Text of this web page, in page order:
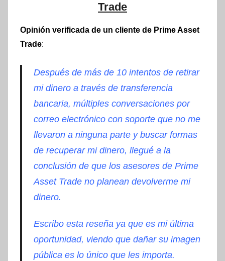
Trade
Opinión verificada de un cliente de Prime Asset
Trade:
Después de más de 10 intentos de retirar
mi dinero a través de transferencia
bancaria, múltiples conversaciones por
correo electrónico con soporte que no me
llevaron a ninguna parte y buscar formas
de recuperar mi dinero, llegué a la
conclusión de que los asesores de Prime
Asset Trade no planean devolverme mi
dinero.
Escribo esta reseña ya que es mi última
oportunidad, viendo que dañar su imagen
pública es lo único que les importa.